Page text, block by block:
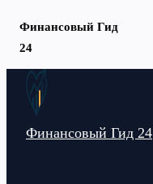
Финансовый Гид
24
Перейти
Финансовый Гид 24